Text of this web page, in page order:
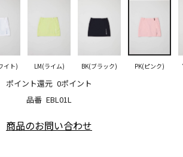
品番 EBL01L
ポイント還元 0ポイント
イト) LM(ライム) BK(ブラック) PK(ピンク)
商品のお問い合わせ